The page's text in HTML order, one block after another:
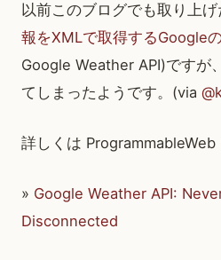
以前このブログでも取り上げ
報をXMLで取得するGoogle
Google Weather API)ですが
てしまったようです。(via
詳しくは ProgrammableWeb
» Google Weather API:
Disconnected